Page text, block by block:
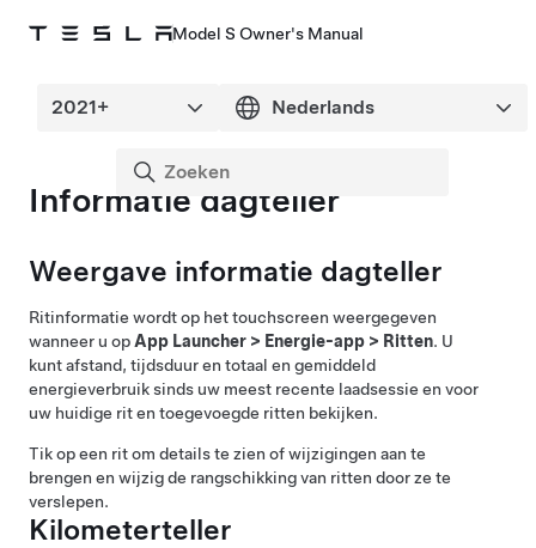
Model S Owner's Manual
Informatie dagteller
Weergave informatie dagteller
Ritinformatie wordt op het touchscreen weergegeven
wanneer u op App Launcher > Energie-app > Ritten. U
kunt afstand, tijdsduur en totaal en gemiddeld
energieverbruik sinds uw meest recente laadsessie en voor
uw huidige rit en toegevoegde ritten bekijken.
Tik op een rit om details te zien of wijzigingen aan te
brengen en wijzig de rangschikking van ritten door ze te
verslepen.
Kilometerteller